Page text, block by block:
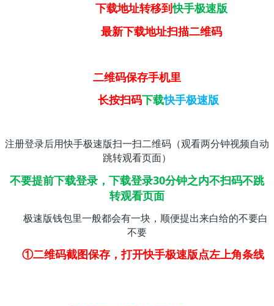
下载地址转移到快手极速版
最新下载地址扫描二维码
二维码保存手机里
长按扫码下载快手极速版
注册登录后用快手极速版扫一扫二维码（观看两分钟视频自动
跳转观看页面）
不要提前下载登录，下载登录30分钟之内不扫码不跳
转观看页面
极速版钱包里一般都会有一块，顺便提出来白给的不要白
不要
①二维码截图保存，打开快手极速版点左上角条线